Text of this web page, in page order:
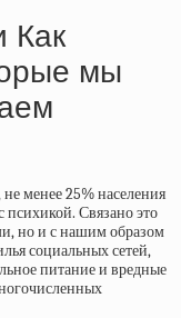
Как
мы
менее 25% населения
Связано это
но и с нашим образом
социальных сетей,
питание и вредные